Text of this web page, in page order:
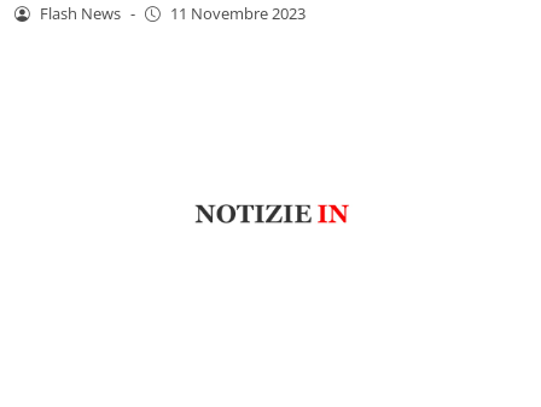
Flash News - 11 Novembre 2023